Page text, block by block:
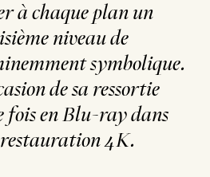
à chaque plan un
niveau de
symbolique.
de sa ressortie
fois en Blu-ray dans
4K.